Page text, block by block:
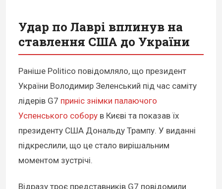
Удар по Лаврі вплинув на
ставлення США до України
Раніше Politico повідомляло, що президент
України Володимир Зеленський під час саміту
лідерів G7 приніс знімки палаючого
Успенського собору в Києві та показав їх
президенту США Дональду Трампу. У виданні
підкреслили, що це стало вирішальним
моментом зустрічі.
Відразу троє представників G7 повідомили